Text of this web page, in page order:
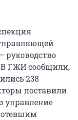
В ГЖИ сообщили,
238
поставили
управление